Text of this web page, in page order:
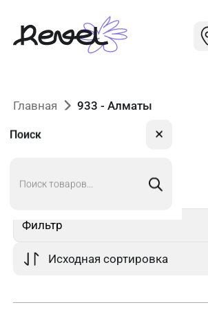
Поиск ✕
Главная 933 - Алматы
933в Алматы
Фильтр